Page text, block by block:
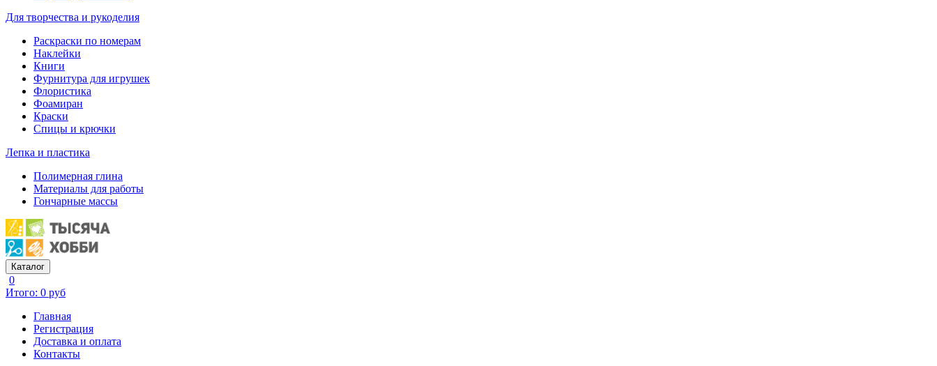
Для творчества и рукоделия
Раскраски по номерам
Наклейки
Книги
Фурнитура для игрушек
Флористика
Фоамиран
Краски
Спицы и крючки
Лепка и пластика
Полимерная глина
Материалы для работы
Гончарные массы
Каталог
0
Итого: 0 руб
Главная
Регистрация
Доставка и оплата
Контакты